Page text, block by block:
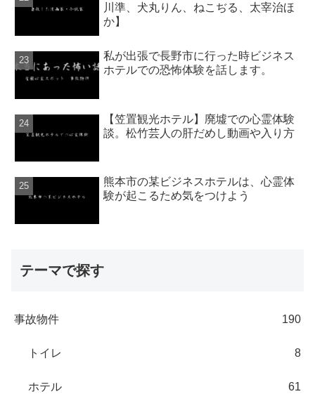
川準、犬丸りん、ねこぢる、太宰治ほ
か】
私が出張で長野市に行った時ビジネス
ホテルでの恐怖体験を話します。
【笠置観光ホテル】廃墟での心霊体験
談。松竹芸人の肝だめし動画や入り方
熊本市の某ビジネスホテルは、心霊体
験が起こるため気をつけよう
テーマで探す
事故物件 190
トイレ 8
ホテル 61